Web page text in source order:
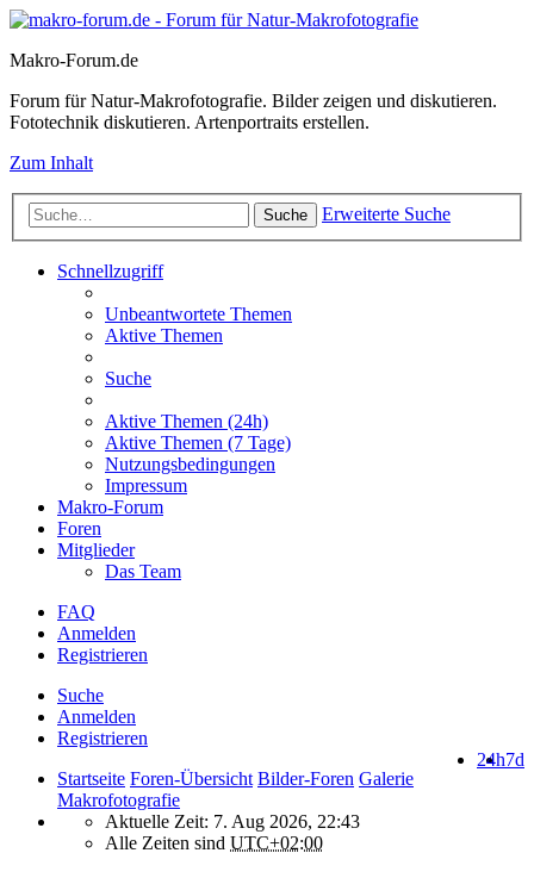
Makro-Forum.de
Forum für Natur-Makrofotografie. Bilder zeigen und diskutieren.
Fototechnik diskutieren. Artenportraits erstellen.
Zum Inhalt
Suche Erweiterte Suche
Schnellzugriff
Unbeantwortete Themen
Aktive Themen
Suche
Aktive Themen (24h)
Aktive Themen (7 Tage)
Nutzungsbedingungen
Impressum
Makro-Forum
Foren
Mitglieder
Das Team
FAQ
Anmelden
Registrieren
Suche
Anmelden
Registrieren
7d
24h
Startseite Foren-Übersicht Bilder-Foren Galerie
Makrofotografie
Aktuelle Zeit: 7. Aug 2026, 22:43
Alle Zeiten sind UTC+02:00